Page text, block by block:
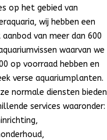
op het gebied van
wij hebben een
van meer dan 600
waarvan we
op voorraad hebben en
verse aquariumplanten.
normale diensten bieden
services waaronder: